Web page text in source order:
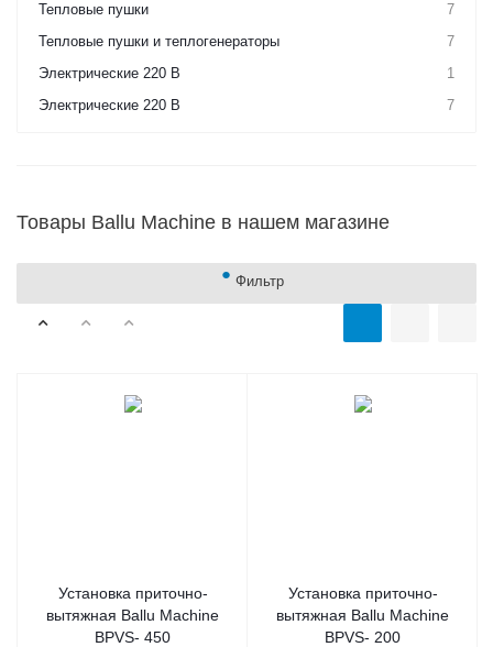
Тепловые пушки
7
Тепловые пушки и теплогенераторы
7
Электрические 220 В
1
Электрические 220 В
7
Товары Ballu Machine в нашем магазине
Фильтр
Установка приточно-
вытяжная Вallu Мachine
BPVS- 450
Установка приточно-
вытяжная Вallu Мachine
BPVS- 200